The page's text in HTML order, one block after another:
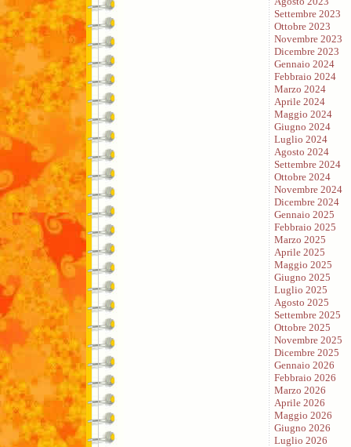
Settembre 2023
Ottobre 2023
Novembre 2023
Dicembre 2023
Gennaio 2024
Febbraio 2024
Marzo 2024
Aprile 2024
Maggio 2024
Giugno 2024
Luglio 2024
Agosto 2024
Settembre 2024
Ottobre 2024
Novembre 2024
Dicembre 2024
Gennaio 2025
Febbraio 2025
Marzo 2025
Aprile 2025
Maggio 2025
Giugno 2025
Luglio 2025
Agosto 2025
Settembre 2025
Ottobre 2025
Novembre 2025
Dicembre 2025
Gennaio 2026
Febbraio 2026
Marzo 2026
Aprile 2026
Maggio 2026
Giugno 2026
Luglio 2026